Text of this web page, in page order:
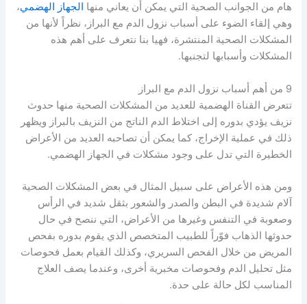
هام من الجوانب الصحية التي يمكن أن يعاني منها الجهاز الهضمي،
وهي إلقاء الضوء على أسباب نزول الدم مع البراز، نظراً لأنها من
المشكلات الصحية المنتشرة، فهيا بنا نتعرف على أهم هذه
المشكلات وأسبابها لتجنبها.
9 من أهم أسباب نزول الدم مع البراز
تتعرض القناة الهضمية للعديد من المشكلات الصحية منها حدوث
نزيف يؤدي بدوره إلى اختلاط الدم الناتج من النزيف بالبراز ويظهر
ذلك في عملية الإخراج، كما يمكن أن تصاحبه العديد من الأعراض
الخطيرة التي تدل على وجود مشكلات في الجهاز الهضمي.
ومن هذه الأعراض على سبيل المثال في بعض المشكلات الصحية
آلام شديدة في البطن والصدر والشعور بثقل شديد في الرأس
وصعوبة في التنفس وغيرها من الأعراض، التي ننصح في حال
حدوثها الذهاب فوّراً للطبيب المتخصص الذي يقوم بدوره بفحص
المريض من خلال الفحص السريري، وكذلك القيام بعمل فحوصات
مثل تحليل الدم وفحوصات مخبرية أخرى، وعندما يصف العلاج
المناسب لكل حالة على حدة.